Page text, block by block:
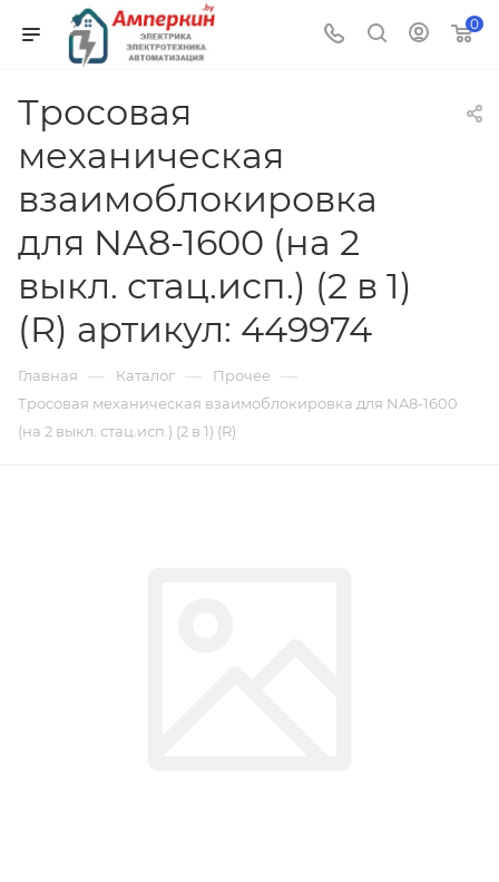
0
Тросовая
механическая
взаимоблокировка
для NA8-1600 (на 2
выкл. стац.исп.) (2 в 1)
(R) артикул: 449974
Главная — Каталог — Прочее —
Тросовая механическая взаимоблокировка для NA8-1600
(на 2 выкл. стац.исп.) (2 в 1) (R)